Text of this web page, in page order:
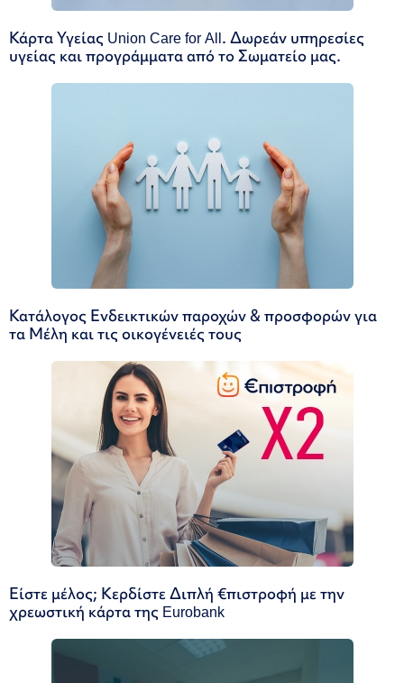
Κάρτα Υγείας Union Care for All. Δωρεάν υπηρεσίες
υγείας και προγράμματα από το Σωματείο μας.
Κατάλογος Ενδεικτικών παροχών & προσφορών για
τα Μέλη και τις οικογένειές τους
Είστε μέλος; Κερδίστε Διπλή €πιστροφή με την
χρεωστική κάρτα της Eurobank